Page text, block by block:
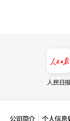
人民日报
公司简介 个人信息